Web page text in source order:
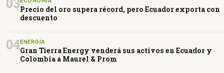
Precio del oro supera récord, pero Ecuador exporta con
descuento
04ENERGÍA
Gran Tierra Energy venderá sus activos en Ecuador y
Colombia a Maurel & Prom